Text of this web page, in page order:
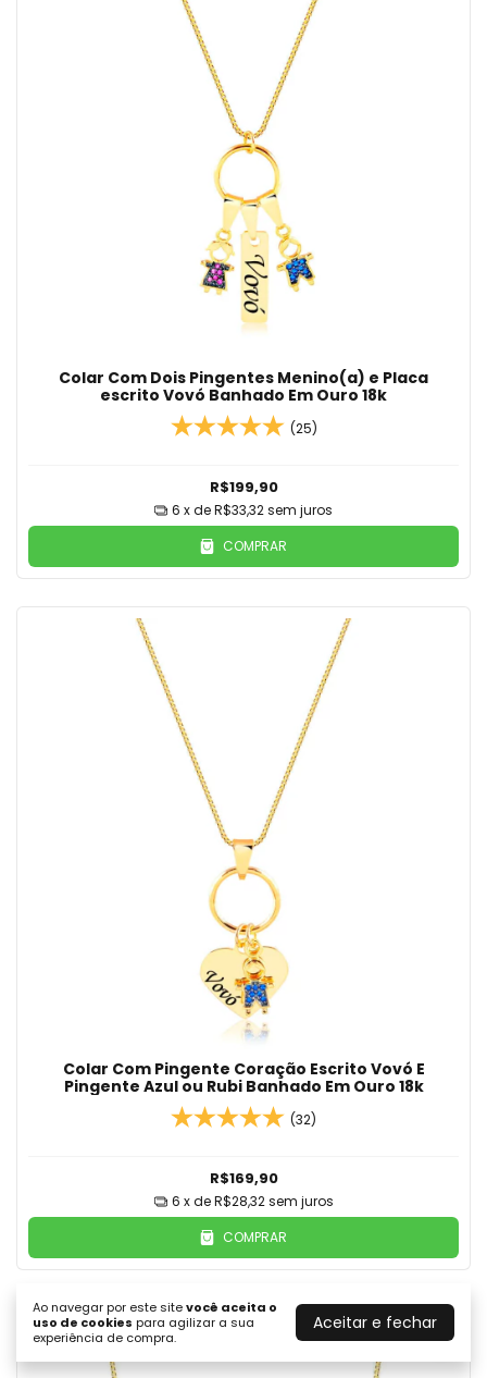
Ao navegar por este sitevocê aceita o
uso de cookies para agilizar a sua
experiência de compra.
Aceitar e fechar
Colar Com Dois Pingentes Menino(a) e Placa
escrito Vovó Banhado Em Ouro 18k
(25)
R$199,90
6 x deR$33,32sem juros
COMPRAR
Colar Com Pingente Coração Escrito Vovó E
Pingente Azul ou Rubi Banhado Em Ouro 18k
(32)
R$169,90
6 x deR$28,32 sem juros
COMPRAR